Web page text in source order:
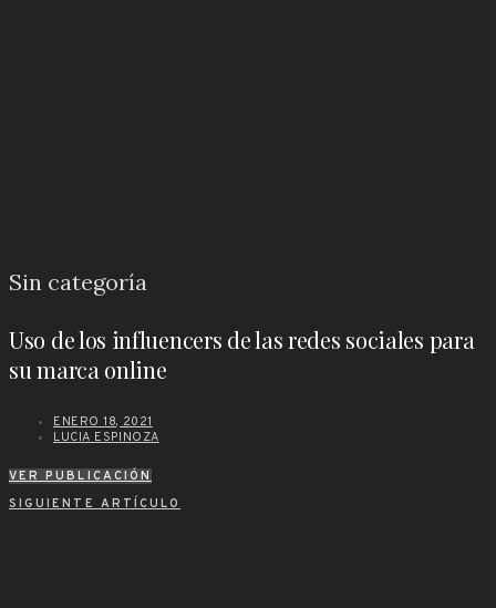
Sin categoría
Uso de los influencers de las redes sociales para
su marca online
ENERO 18, 2021
LUCIA ESPINOZA
VER PUBLICACIÓN
SIGUIENTE ARTÍCULO